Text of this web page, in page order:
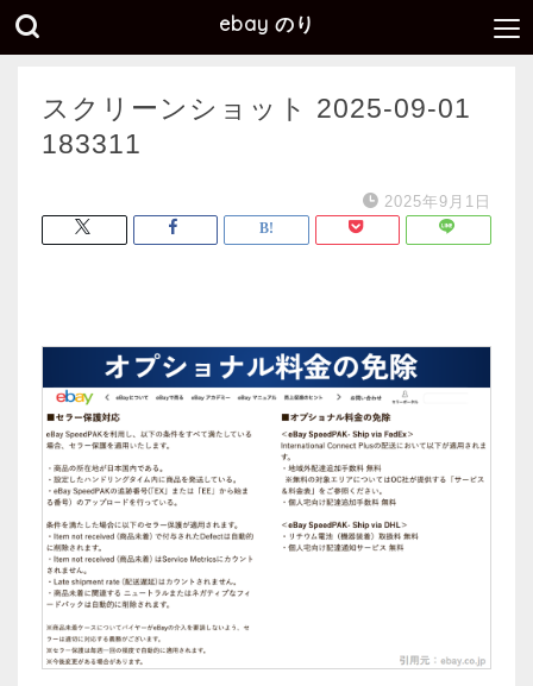
ebay のり
スクリーンショット 2025-09-01
183311
2025年9月1日